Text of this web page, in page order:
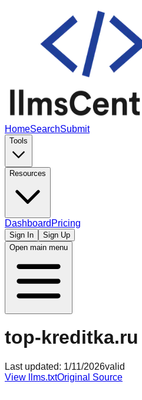
HomeSearchSubmit
Tools
Resources
Dashboard Pricing
Sign In
Sign Up
Open main menu
top-kreditka.ru
Last updated: 1/11/2026valid
View llms.txtOriginal Source